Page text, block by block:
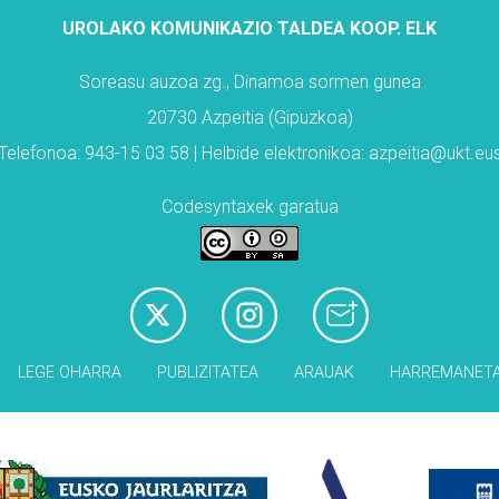
UROLAKO KOMUNIKAZIO TALDEA KOOP. ELK
Soreasu auzoa zg., Dinamoa sormen gunea
20730 Azpeitia (Gipuzkoa)
943-15 03 58 | Helbide elektronikoa:
Codesyntaxek garatua
LEGE OHARRA PUBLIZITATEA ARAUAK